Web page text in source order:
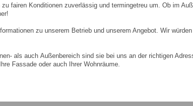
fairen Konditionen zuverlässig und termingetreu um. Ob im
zu unserem Betrieb und unserem Angebot. Wir
als auch Außenbereich sind sie bei uns an der richtigen
Fassade oder auch Ihrer Wohnräume.